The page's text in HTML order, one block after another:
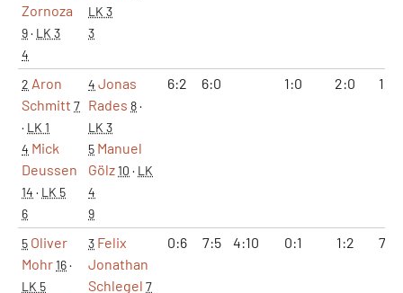
Zornoza
9· LK 3
4
LK 3
3
2 Aron
Schmitt 7
· LK 1
4 Mick
Deussen
14 · LK 5
6
4 Jonas
Rades 8·
LK 3
5 Manuel
Gölz10 · LK
4
9
6:2 6:0 1:0 2:0
5 Oliver
Mohr16·
LK 5
3 Felix
Jonathan
Schlegel 7
0:6 7:5 4:10 0:1 1:2 7:12